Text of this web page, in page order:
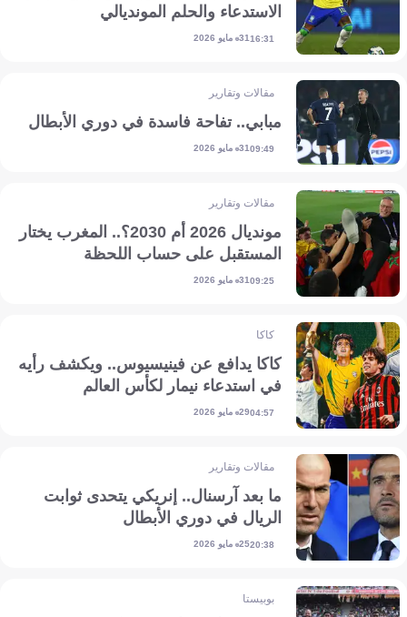
الاستدعاء والحلم المونديالي
16:3131 مايو 2026
مقالات وتقارير
مبابي.. تفاحة فاسدة في دوري الأبطال
09:4931 مايو 2026
مقالات وتقارير
مونديال 2026 أم 2030؟.. المغرب يختار
المستقبل على حساب اللحظة
09:2531 مايو 2026
كاكا
كاكا يدافع عن فينيسيوس.. ويكشف رأيه
في استدعاء نيمار لكأس العالم
04:5729 مايو 2026
مقالات وتقارير
ما بعد آرسنال.. إنريكي يتحدى ثوابت
الريال في دوري الأبطال
20:3825 مايو 2026
بوبيستا